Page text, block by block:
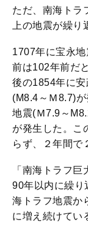
ただ、南海トラ
上の地震が繰り
1707年に宝永
前は102年前だ
後の1854年に
(M8.4～Ｍ8.7)
地震(Ｍ7.9～
が発生した。こ
らず、２年間で
「南海トラフ
90年以内に繰り
海トラフ地震か
に増え続けてい